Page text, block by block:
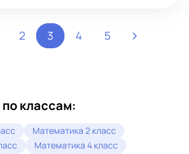
2 3 4 5
классам:
Математика 2 класс
Математика 4 класс